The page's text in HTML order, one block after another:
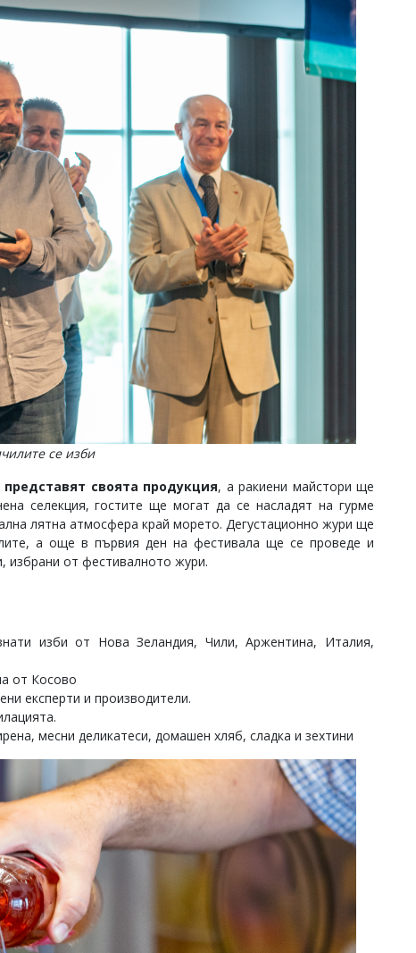
се изби
своята продукция, а ракиени майстори ще
селекция, гостите ще могат да се насладят на гурме
лятна атмосфера край морето. Дегустационно жури ще
а още в първия ден на фестивала ще се проведе и
избрани от фестивалното жури.
изби от Нова Зеландия, Чили, Аржентина, Италия,
от Косово
експерти и производители.
месни деликатеси, домашен хляб, сладка и зехтини